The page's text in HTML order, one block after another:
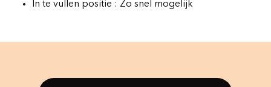
In te vullen positie : Zo snel mogelijk